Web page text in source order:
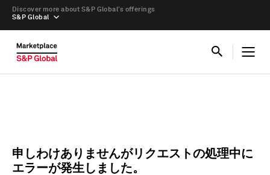
S&P Global
Discover more about S&P Global’s offerings
申しわけありませんがリクエストの処理中に
エラーが発生しました。